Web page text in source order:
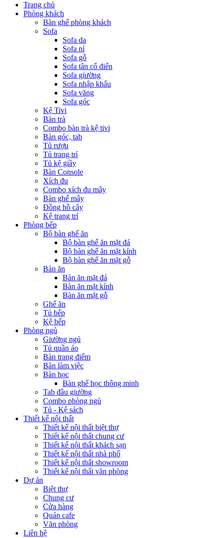
Trang chủ
Phòng khách
Bàn ghế phòng khách
Sofa
Sofa da
Sofa nỉ
Sofa gỗ
Sofa tân cổ điển
Sofa giường
Sofa nhập khẩu
Sofa văng
Sofa góc
Kệ Tivi
Bàn trà
Combo bàn trà kệ tivi
Bàn góc, tab
Tủ rượu
Tủ trang trí
Tủ kệ giầy
Bàn Console
Xích đu
Combo xích đu mây
Bàn ghế mây
Đồng hồ cây
Kệ trang trí
Phòng bếp
Bộ bàn ghế ăn
Bộ bàn ghế ăn mặt đá
Bộ bàn ghế ăn mặt kính
Bộ bàn ghế ăn mặt gỗ
Bàn ăn
Bàn ăn mặt đá
Bàn ăn mặt kính
Bàn ăn mặt gỗ
Ghế ăn
Tủ bếp
Kệ bếp
Phòng ngủ
Giường ngủ
Tủ quần áo
Bàn trang điểm
Bàn làm việc
Bàn học
Bàn ghế học thông minh
Tab đầu giường
Combo phòng ngủ
Tủ - Kệ sách
Thiết kế nội thất
Thiết kế nội thất biệt thự
Thiết kế nội thất chung cư
Thiết kế nội thất khách sạn
Thiết kế nội thất nhà phố
Thiết kế nội thất showroom
Thiết kế nội thất văn phòng
Dự án
Biệt thự
Chung cư
Cửa hàng
Quán cafe
Văn phòng
Liên hệ